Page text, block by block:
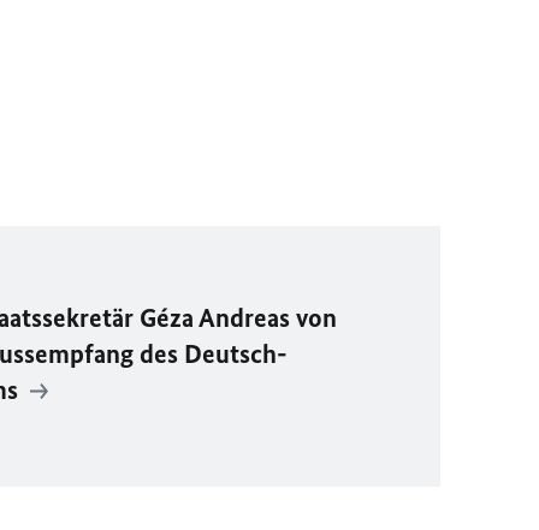
Géza Andreas von
des Deutsch-